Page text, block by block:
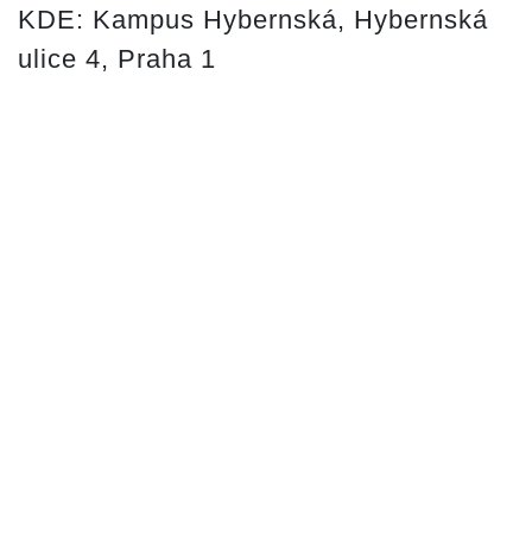
KDE: Kampus Hybernská, Hybernská
ulice 4, Praha 1